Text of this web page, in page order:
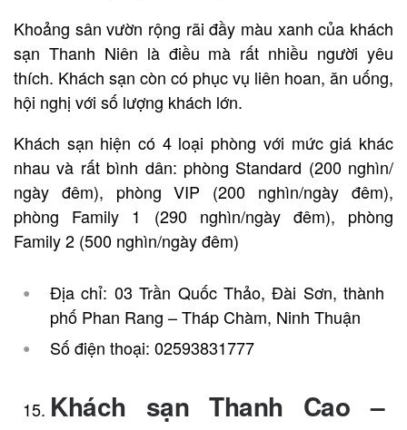
Khoảng sân vườn rộng rãi đầy màu xanh của khách
sạn Thanh Niên là điều mà rất nhiều người yêu
thích. Khách sạn còn có phục vụ liên hoan, ăn uống,
hội nghị với số lượng khách lớn.
Khách sạn hiện có 4 loại phòng với mức giá khác
nhau và rất bình dân: phòng Standard (200 nghìn/
ngày đêm), phòng VIP (200 nghìn/ngày đêm),
phòng Family 1 (290 nghìn/ngày đêm), phòng
Family 2 (500 nghìn/ngày đêm)
Địa chỉ: 03 Trần Quốc Thảo, Đài Sơn, thành
phố Phan Rang – Tháp Chàm, Ninh Thuận
Số điện thoại: 02593831777
Khách sạn Thanh Cao –